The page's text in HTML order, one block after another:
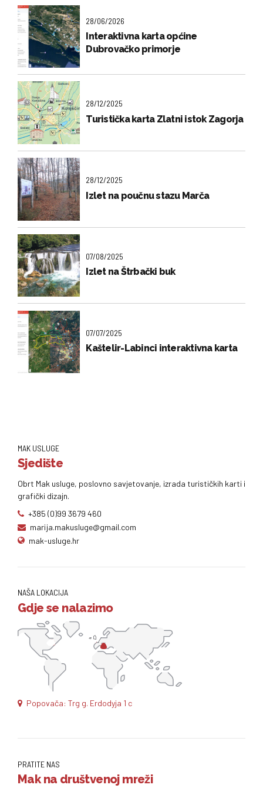
28/06/2026
Interaktivna karta općine
Dubrovačko primorje
28/12/2025
Turistička karta Zlatni istok Zagorja
28/12/2025
Izlet na poučnu stazu Marča
07/08/2025
Izlet na Štrbački buk
07/07/2025
Kaštelir-Labinci interaktivna karta
MAK USLUGE
Sjedište
Obrt Mak usluge, poslovno savjetovanje, izrada turističkih karti i
grafički dizajn.
+385 (0)99 3679 460
marija.makusluge@gmail.com
mak-usluge.hr
NAŠA LOKACIJA
Gdje se nalazimo
Popovača: Trg g. Erdodyja 1 c
PRATITE NAS
Mak na društvenoj mreži